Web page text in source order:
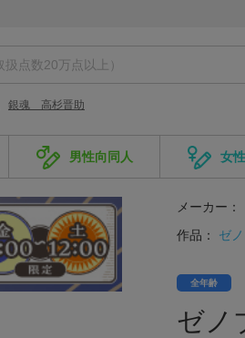
銀魂 高杉晋助
男性向同人 女
メーカー：
作品：
ゼ
全年齢
ゼノ